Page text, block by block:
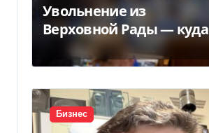
Увольнение из
Верховной Рады — куда
исчез 71 народный
депутат за семь лет
Бизнес